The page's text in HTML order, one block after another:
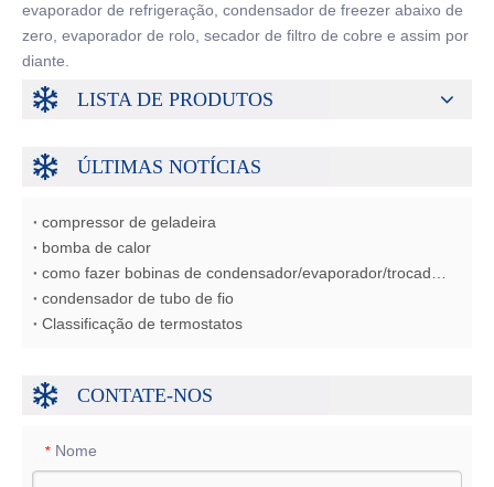
evaporador de refrigeração, condensador de freezer abaixo de
zero, evaporador de rolo, secador de filtro de cobre e assim por
diante.
LISTA DE PRODUTOS
ÚLTIMAS NOTÍCIAS
compressor de geladeira
bomba de calor
condensador de tubo de fio
Classificação de termostatos
CONTATE-NOS
* Nome